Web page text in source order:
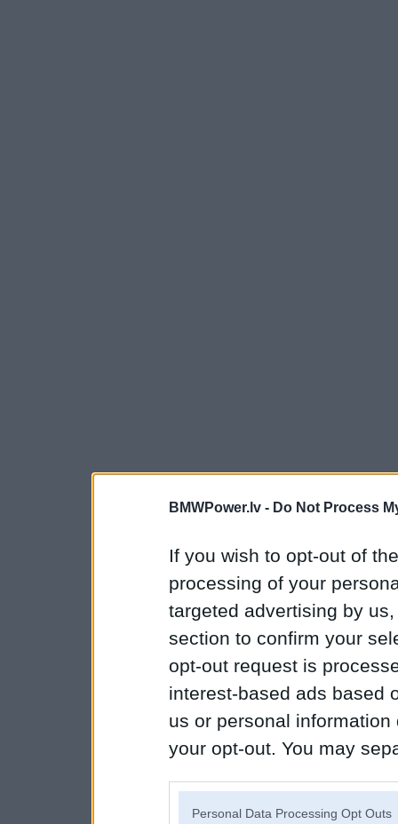
BMWPower.lv - Do Not Process
If you wish to opt-out of
processing of your
targeted advertising by
section to confirm your
opt-out request is
interest-based ads based
us or personal
your opt-out. You may
Personal Data Processing Opt Outs